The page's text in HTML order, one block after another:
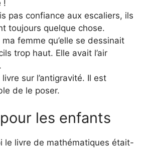
!
pas confiance aux escaliers, ils
toujours quelque chose.
ma femme qu’elle se dessinait
trop haut. Elle avait l’air
sur l’antigravité. Il est
de le poser.
les enfants
le livre de mathématiques était-